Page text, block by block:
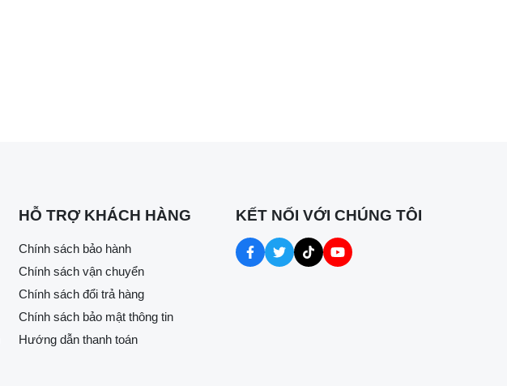
HỖ TRỢ KHÁCH HÀNG
Chính sách bảo hành
Chính sách vận chuyển
Chính sách đổi trả hàng
Chính sách bảo mật thông tin
Hướng dẫn thanh toán
KẾT NỐI VỚI CHÚNG TÔI